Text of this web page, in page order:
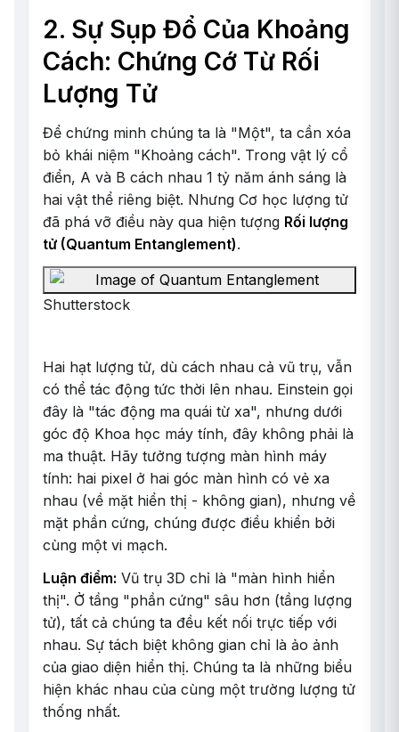
2. Sự Sụp Đổ Của Khoảng
Cách: Chứng Cớ Từ Rối
Lượng Tử
Để chứng minh chúng ta là "Một", ta cần xóa
bỏ khái niệm "Khoảng cách". Trong vật lý cổ
điển, A và B cách nhau 1 tỷ năm ánh sáng là
hai vật thể riêng biệt. Nhưng Cơ học lượng tử
đã phá vỡ điều này qua hiện tượng Rối lượng
tử (Quantum Entanglement).
Shutterstock
Hai hạt lượng tử, dù cách nhau cả vũ trụ, vẫn
có thể tác động tức thời lên nhau. Einstein gọi
đây là "tác động ma quái từ xa", nhưng dưới
góc độ Khoa học máy tính, đây không phải là
ma thuật. Hãy tưởng tượng màn hình máy
tính: hai pixel ở hai góc màn hình có vẻ xa
nhau (về mặt hiển thị - không gian), nhưng về
mặt phần cứng, chúng được điều khiển bởi
cùng một vi mạch.
Luận điểm: Vũ trụ 3D chỉ là "màn hình hiển
thị". Ở tầng "phần cứng" sâu hơn (tầng lượng
tử), tất cả chúng ta đều kết nối trực tiếp với
nhau. Sự tách biệt không gian chỉ là ảo ảnh
của giao diện hiển thị. Chúng ta là những biểu
hiện khác nhau của cùng một trường lượng tử
thống nhất.